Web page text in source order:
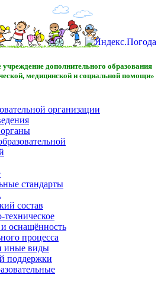
дополнительного образования
медицинской и социальной помощи»
организации
стандарты
состав
оснащённость
процесса
иные виды
поддержки